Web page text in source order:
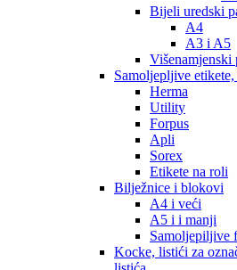
Bijeli uredski
A4
A3 i A5
Višenamjenski
Samoljepljive
Herma
Utility
Forpus
Apli
Sorex
Etikete na roli
Bilježnice i blokovi
A4 i veći
A5 i i manji
Samoljepiljive
Kocke, listići za